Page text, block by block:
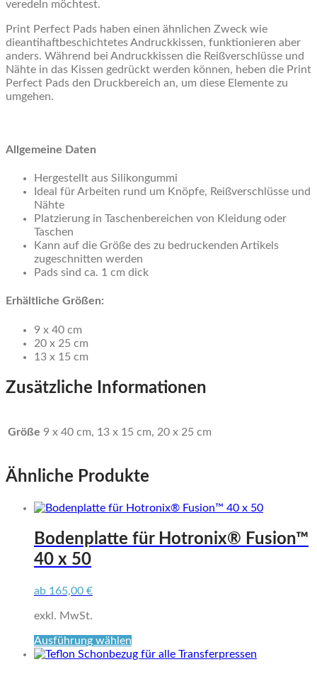
veredeln möchtest.
Print Perfect Pads haben einen ähnlichen Zweck wie
dieantihaftbeschichtetes Andruckkissen, funktionieren aber
anders. Während bei Andruckkissen die Reißverschlüsse und
Nähte in das Kissen gedrückt werden können, heben die Print
Perfect Pads den Druckbereich an, um diese Elemente zu
umgehen.
Allgemeine Daten
Hergestellt aus Silikongummi
Ideal für Arbeiten rund um Knöpfe, Reißverschlüsse und
Nähte
Platzierung in Taschenbereichen von Kleidung oder
Taschen
Kann auf die Größe des zu bedruckenden Artikels
zugeschnitten werden
Pads sind ca. 1 cm dick
Erhältliche Größen:
9 x 40 cm
20 x 25 cm
13 x 15 cm
Zusätzliche Informationen
Größe 9 x 40 cm, 13 x 15 cm, 20 x 25 cm
Ähnliche Produkte
Bodenplatte für Hotronix® Fusion™
40 x 50
ab 165,00 €
exkl. MwSt.
Ausführung wählen
Produkt